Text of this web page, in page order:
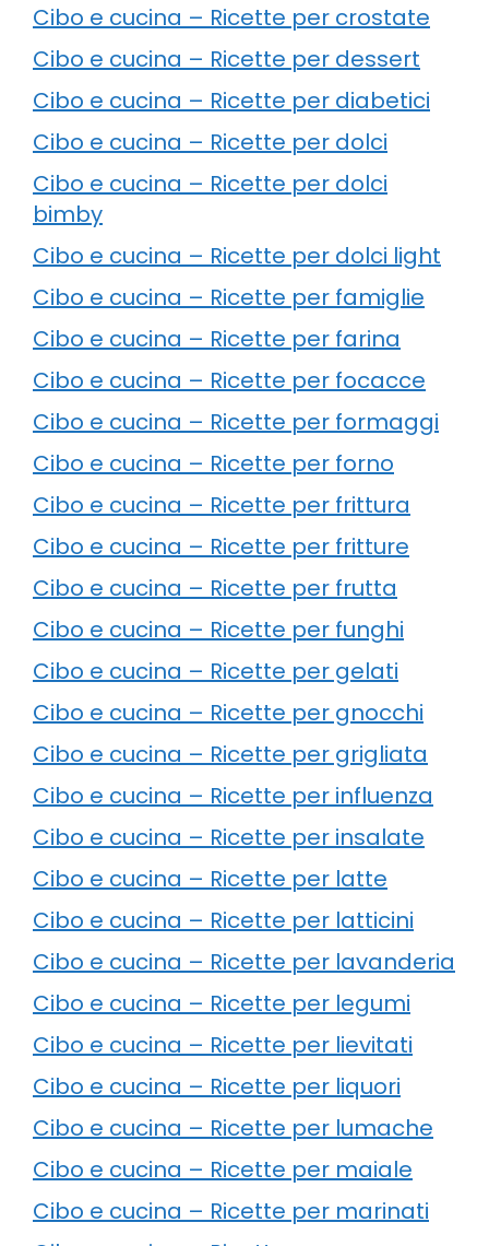
Cibo e cucina – Ricette per crostate
Cibo e cucina – Ricette per dessert
Cibo e cucina – Ricette per diabetici
Cibo e cucina – Ricette per dolci
Cibo e cucina – Ricette per dolci
bimby
Cibo e cucina – Ricette per dolci light
Cibo e cucina – Ricette per famiglie
Cibo e cucina – Ricette per farina
Cibo e cucina – Ricette per focacce
Cibo e cucina – Ricette per formaggi
Cibo e cucina – Ricette per forno
Cibo e cucina – Ricette per frittura
Cibo e cucina – Ricette per fritture
Cibo e cucina – Ricette per frutta
Cibo e cucina – Ricette per funghi
Cibo e cucina – Ricette per gelati
Cibo e cucina – Ricette per gnocchi
Cibo e cucina – Ricette per grigliata
Cibo e cucina – Ricette per influenza
Cibo e cucina – Ricette per insalate
Cibo e cucina – Ricette per latte
Cibo e cucina – Ricette per latticini
Cibo e cucina – Ricette per lavanderia
Cibo e cucina – Ricette per legumi
Cibo e cucina – Ricette per lievitati
Cibo e cucina – Ricette per liquori
Cibo e cucina – Ricette per lumache
Cibo e cucina – Ricette per maiale
Cibo e cucina – Ricette per marinati